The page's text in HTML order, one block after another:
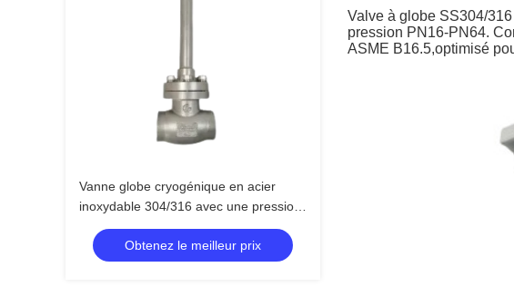
Vanne globe cryogénique en acier
inoxydable 304/316 avec une pression
maximale de 5,0 MPa et une plage de
température de -196°C à +80°C
Obtenez le meilleur prix
Valve à globe SS304/
pression PN16-PN64.
ASME B16.5,optimisé